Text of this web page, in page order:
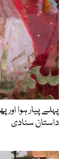
داستان سنادی